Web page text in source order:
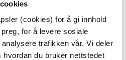
(cookies) for å gi innhold
for å levere sosiale
trafikken vår. Vi deler
du bruker nettstedet
vår får du
mange fristende